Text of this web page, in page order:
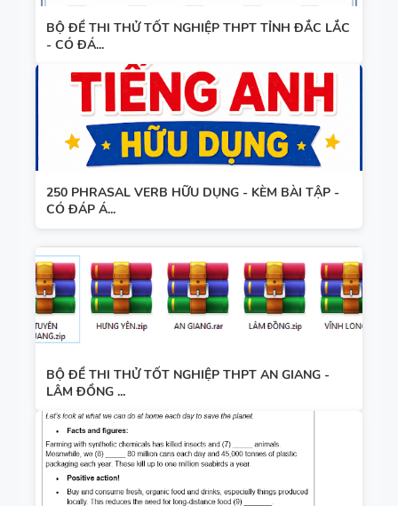
BỘ ĐỀ THI THỬ TỐT NGHIỆP THPT TỈNH ĐẮC LẮC
- CÓ ĐÁ...
250 PHRASAL VERB HỮU DỤNG - KÈM BÀI TẬP -
CÓ ĐÁP Á...
BỘ ĐỀ THI THỬ TỐT NGHIỆP THPT AN GIANG -
LÂM ĐỒNG ...